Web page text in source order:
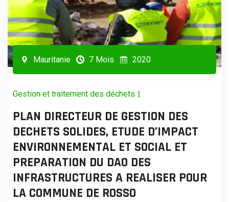
Mauritanie 7 Mois 2020
Gestion et traitement des déchets |
PLAN DIRECTEUR DE GESTION DES
DECHETS SOLIDES, ETUDE D’IMPACT
ENVIRONNEMENTAL ET SOCIAL ET
PREPARATION DU DAO DES
INFRASTRUCTURES A REALISER POUR
LA COMMUNE DE ROSSO